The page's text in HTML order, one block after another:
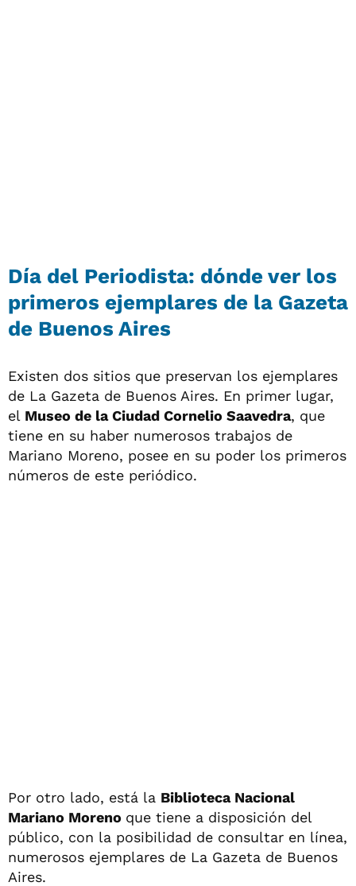
Día del Periodista: dónde ver los
primeros ejemplares de la Gazeta
de Buenos Aires
Existen dos sitios que preservan los ejemplares
de La Gazeta de Buenos Aires. En primer lugar,
el Museo de la Ciudad Cornelio Saavedra, que
tiene en su haber numerosos trabajos de
Mariano Moreno, posee en su poder los primeros
números de este periódico.
Por otro lado, está la Biblioteca Nacional
Mariano Moreno que tiene a disposición del
público, con la posibilidad de consultar en línea,
numerosos ejemplares de La Gazeta de Buenos
Aires.